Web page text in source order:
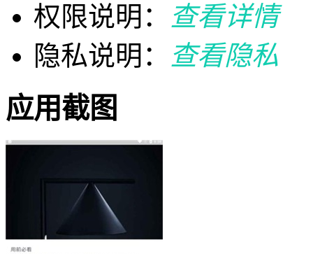
权限说明：
查看详情
隐私说明：
查看隐私
应用截图